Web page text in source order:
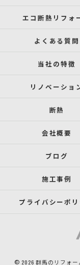
エコ断熱リフォ
よくある質問
当社の特徴
リノベーショ
断熱
会社概要
ブログ
施工事例
プライバシーポ
© 2026 群馬のリフォー